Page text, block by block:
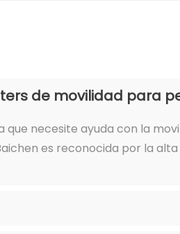
de movilidad para
necesite ayuda con la
es reconocida por la